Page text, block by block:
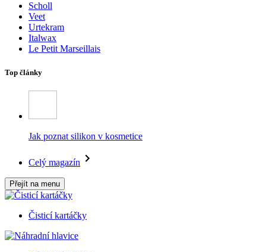
Scholl
Veet
Urtekram
Italwax
Le Petit Marseillais
Top články
Jak poznat silikon v kosmetice
Celý magazín
Přejít na menu
Čisticí kartáčky